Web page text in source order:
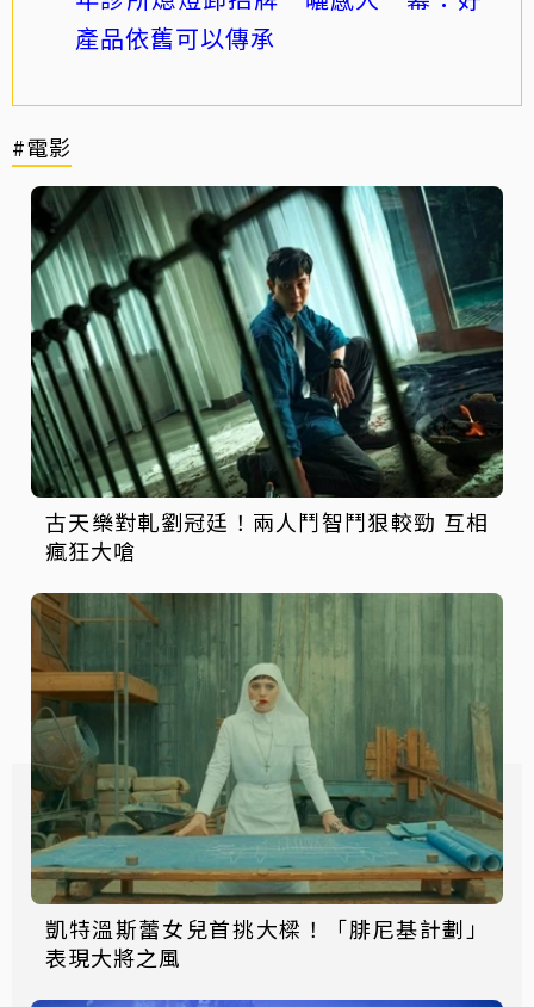
產品依舊可以傳承
#電影
古天樂對軋劉冠廷！兩人鬥智鬥狠較勁 互相
瘋狂大嗆
凱特溫斯蕾女兒首挑大樑！「腓尼基計劃」
表現大將之風